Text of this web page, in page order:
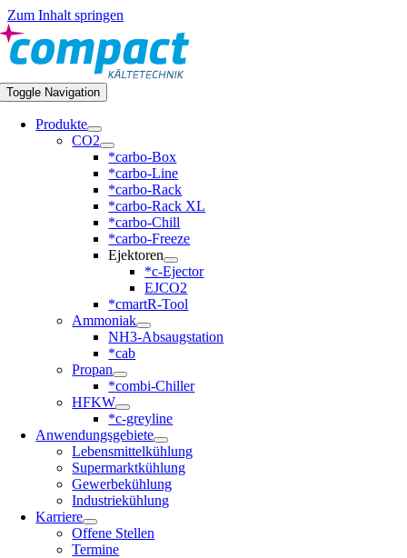
Zum Inhalt springen
Toggle Navigation
Produkte
CO2
*carbo-Box
*carbo-Line
*carbo-Rack
*carbo-Rack XL
*carbo-Chill
*carbo-Freeze
Ejektoren
*c-Ejector
EJCO2
*cmartR-Tool
Ammoniak
NH3-Absaugstation
*cab
Propan
*combi-Chiller
HFKW
*c-greyline
Anwendungsgebiete
Lebensmittelkühlung
Supermarktkühlung
Gewerbekühlung
Industriekühlung
Karriere
Offene Stellen
Termine